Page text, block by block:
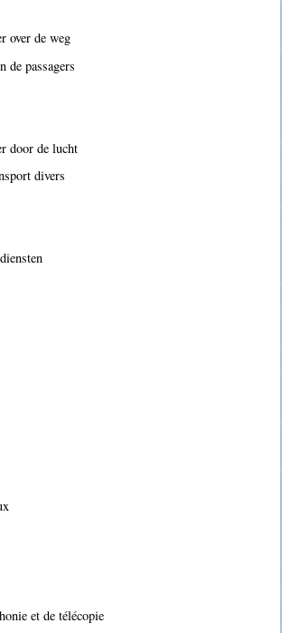
over de weg
de passagers
door de lucht
divers
et de télécopie